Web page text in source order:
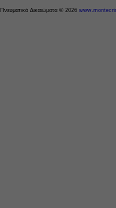
Πνευματικά Δικαιώματα © 2026